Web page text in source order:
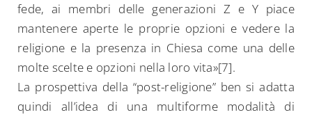
fede, ai membri delle generazioni Z e Y piace
mantenere aperte le proprie opzioni e vedere la
religione e la presenza in Chiesa come una delle
molte scelte e opzioni nella loro vita»[7].
La prospettiva della “post-religione” ben si adatta
quindi all’idea di una multiforme modalità di